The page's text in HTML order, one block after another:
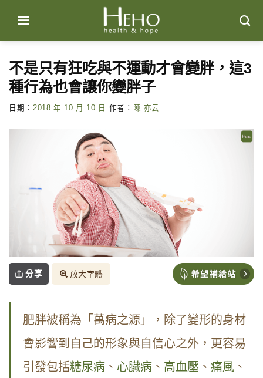
content
不是只有狂吃與不運動才會變胖，這3
種行為也會讓你變胖子
日期： 2018 年 10 月 10 日 作者： 陳 亦云
分享 放大字體
肥胖被稱為「萬病之源」，除了變形的身材
會影響到自己的形象與自信心之外，更容易
引發包括糖尿病 、 心臟病 、 高血壓 、 痛風 、